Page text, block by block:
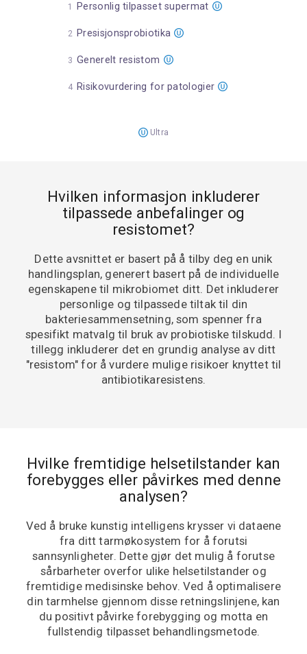
Personlig tilpasset supermat
Presisjonsprobiotika
Generelt resistom
Risikovurdering for patologier
Ultra
Hvilken informasjon inkluderer
tilpassede anbefalinger og
resistomet?
Dette avsnittet er basert på å tilby deg en unik
handlingsplan, generert basert på de individuelle
egenskapene til mikrobiomet ditt. Det inkluderer
personlige og tilpassede tiltak til din
bakteriesammensetning, som spenner fra
spesifikt matvalg til bruk av probiotiske tilskudd. I
tillegg inkluderer det en grundig analyse av ditt
"resistom" for å vurdere mulige risikoer knyttet til
antibiotikaresistens.
Hvilke fremtidige helsetilstander kan
forebygges eller påvirkes med denne
analysen?
Ved å bruke kunstig intelligens krysser vi dataene
fra ditt tarmøkosystem for å forutsi
sannsynligheter. Dette gjør det mulig å forutse
sårbarheter overfor ulike helsetilstander og
fremtidige medisinske behov. Ved å optimalisere
din tarmhelse gjennom disse retningslinjene, kan
du positivt påvirke forebygging og motta en
fullstendig tilpasset behandlingsmetode.